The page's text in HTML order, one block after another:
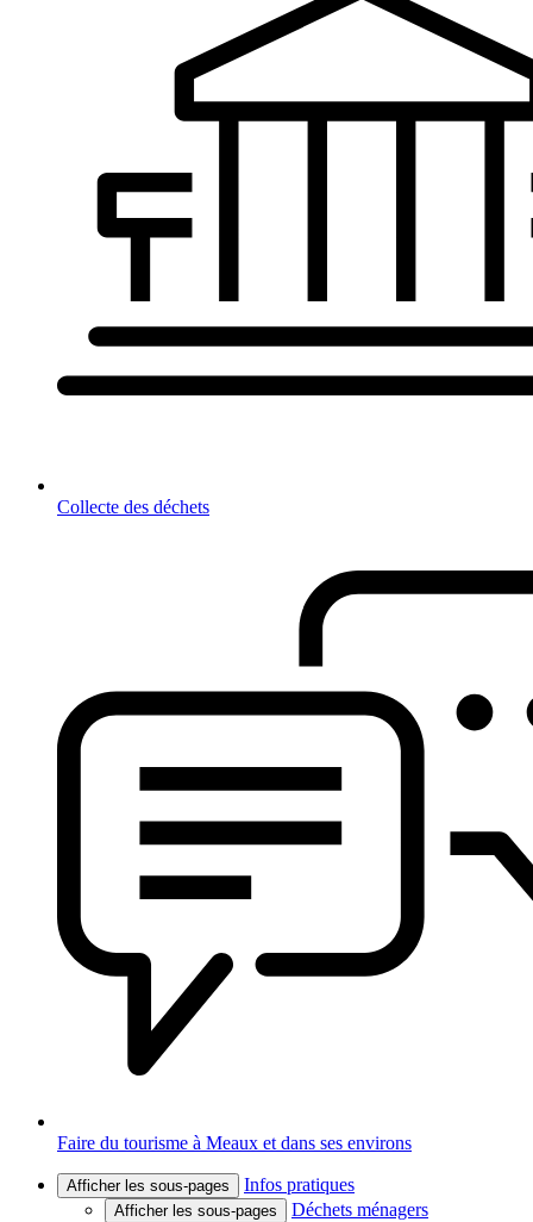
Collecte des déchets
Faire du tourisme à Meaux et dans ses environs
Afficher les sous-pages Infos pratiques
Afficher les sous-pages
Déchets ménagers